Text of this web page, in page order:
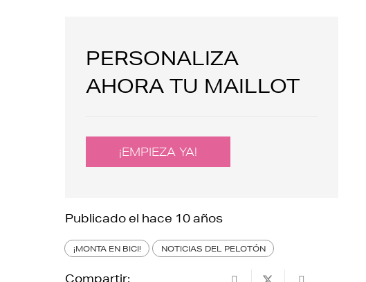
PERSONALIZA
AHORA TU MAILLOT
¡EMPIEZA YA!
Publicado el hace 10 años
¡MONTA EN BICI! NOTICIAS DEL PELOTÓN
Compartir: